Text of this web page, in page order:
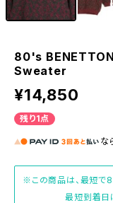
80's
Sweater
¥14,850
残り1点
な
※この商品は、最短で8
最短到着日